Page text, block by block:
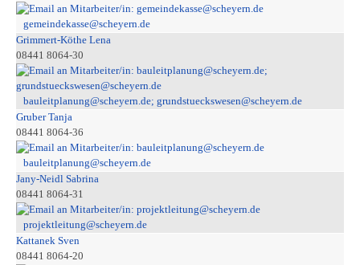
gemeindekasse@scheyern.de
Grimmert-Köthe Lena
08441 8064-30
bauleitplanung@scheyern.de; grundstueckswesen@scheyern.de
Gruber Tanja
08441 8064-36
bauleitplanung@scheyern.de
Jany-Neidl Sabrina
08441 8064-31
projektleitung@scheyern.de
Kattanek Sven
08441 8064-20